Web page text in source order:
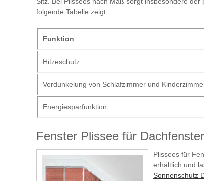
folgende Tabelle zeigt:
Funktion
Hitzeschutz
Verdunkelung von Schlafzimmer und
Energiesparfunktion
Fenster Plissee für
Plissees für
erhältlich und
Sonnenschutz